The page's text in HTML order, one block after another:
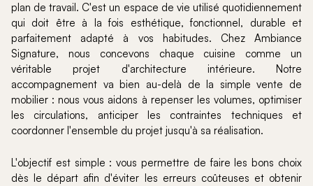
plan de travail. C'est un espace de vie utilisé quotidiennement
qui doit être à la fois esthétique, fonctionnel, durable et
parfaitement adapté à vos habitudes. Chez Ambiance
Signature, nous concevons chaque cuisine comme un
véritable projet d'architecture intérieure. Notre
accompagnement va bien au-delà de la simple vente de
mobilier : nous vous aidons à repenser les volumes, optimiser
les circulations, anticiper les contraintes techniques et
coordonner l'ensemble du projet jusqu'à sa réalisation.
L'objectif est simple : vous permettre de faire les bons choix
dès le départ afin d'éviter les erreurs coûteuses et obtenir